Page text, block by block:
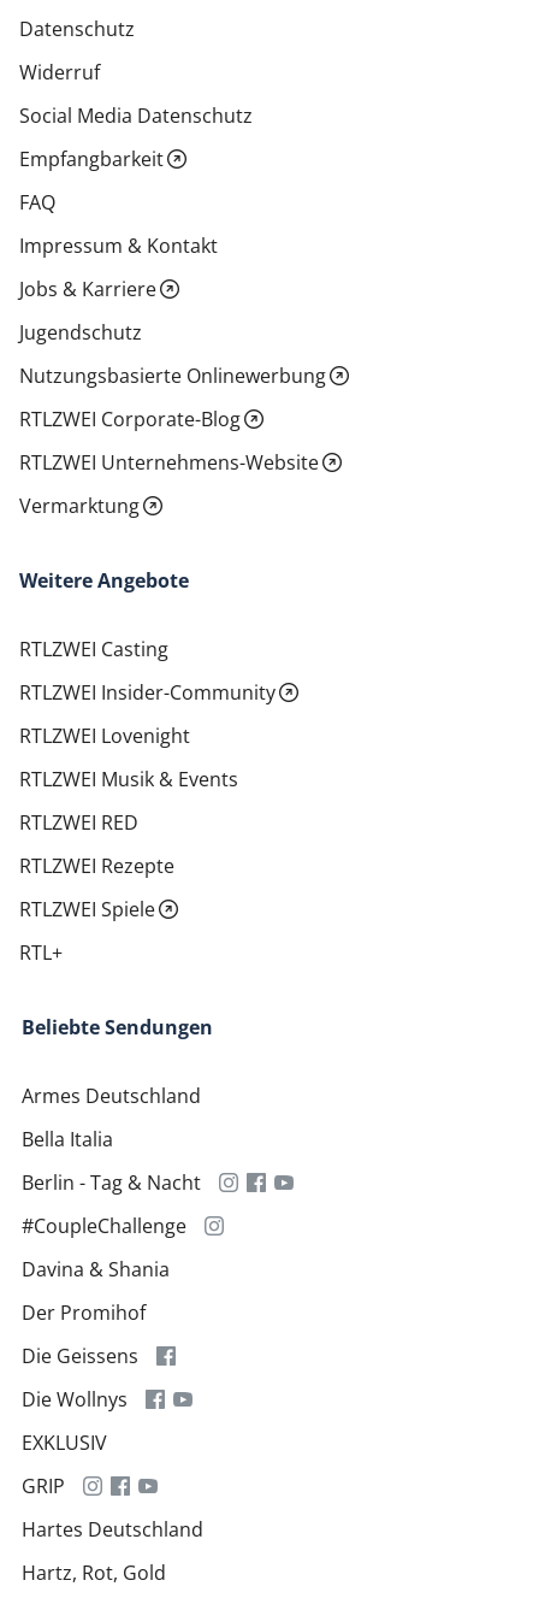
Datenschutz
Widerruf
Social Media Datenschutz
Empfangbarkeit
FAQ
Impressum & Kontakt
Jobs & Karriere
Jugendschutz
Nutzungsbasierte Onlinewerbung
RTLZWEI Corporate-Blog
RTLZWEI Unternehmens-Website
Vermarktung
Weitere Angebote
RTLZWEI Casting
RTLZWEI Insider-Community
RTLZWEI Lovenight
RTLZWEI Musik & Events
RTLZWEI RED
RTLZWEI Rezepte
RTLZWEI Spiele
RTL+
Beliebte Sendungen
Armes Deutschland
Bella Italia
Berlin - Tag & Nacht
#CoupleChallenge
Davina & Shania
Der Promihof
Die Geissens
Die Wollnys
EXKLUSIV
GRIP
Hartes Deutschland
Hartz, Rot, Gold